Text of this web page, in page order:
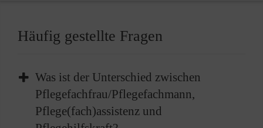
Häufig gestellte Fragen
Was ist der Unterschied zwischen
Pflegefachfrau/Pflegefachmann,
Pflege(fach)assistenz und